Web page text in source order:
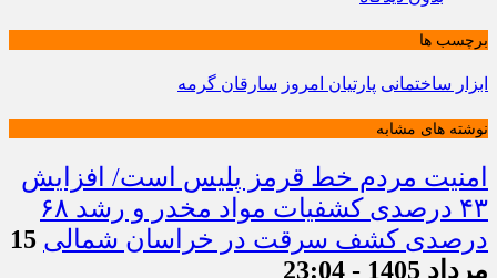
برچسب ها
ابزار ساختمانی پارتیان امروز سارقان گرمه
نوشته های مشابه
امنیت مردم خط قرمز پلیس است/ افزایش
۴۳ درصدی کشفیات مواد مخدر و رشد ۶۸
درصدی کشف سرقت در خراسان شمالی 15
مرداد 1405 - 23:04